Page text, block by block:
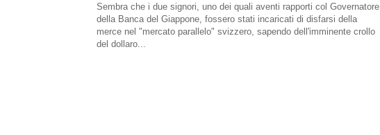
Sembra che i due signori, uno dei quali aventi rapporti col Governatore
della Banca del Giappone, fossero stati incaricati di disfarsi della
merce nel "mercato parallelo" svizzero, sapendo dell'imminente crollo
del dollaro...